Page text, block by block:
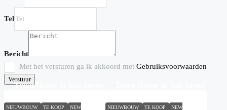
Tel
Bericht
Met het versturen ga ik akkoord met Gebruiksvoorwaarden
Verstuur
NIEUWBOUW TE KOOP NEW
Town House in San Javier
NIEUWBOUW TE KOOP NEW